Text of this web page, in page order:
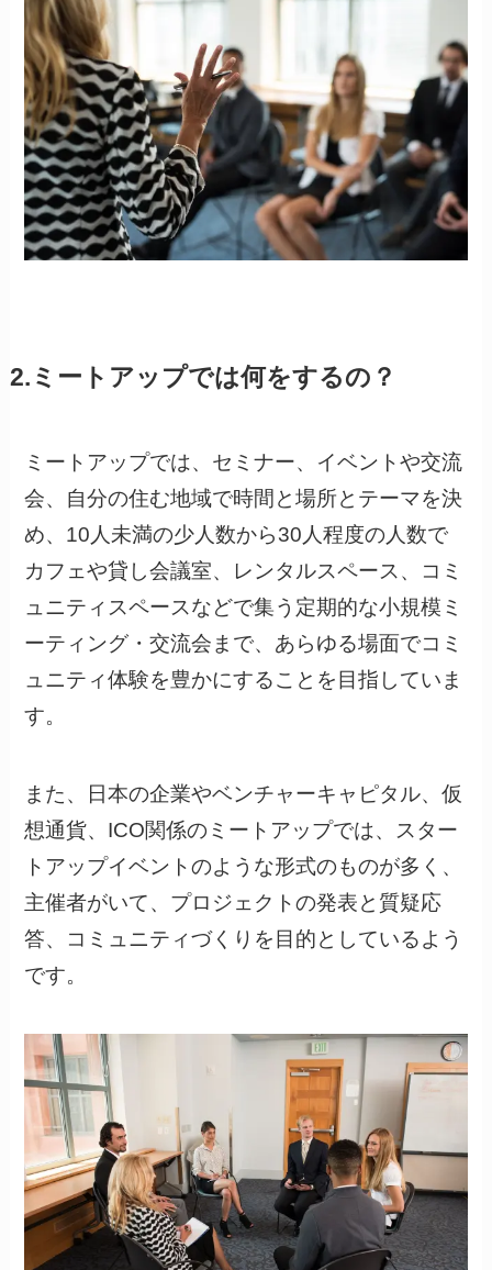
2.ミートアップでは何をするの？
ミートアップでは、セミナー、イベントや交流
会、自分の住む地域で時間と場所とテーマを決
め、10人未満の少人数から30人程度の人数で
カフェや貸し会議室、レンタルスペース、コミ
ュニティスペースなどで集う定期的な小規模ミ
ーティング・交流会まで、あらゆる場面でコミ
ュニティ体験を豊かにすることを目指していま
す。
また、日本の企業やベンチャーキャピタル、仮
想通貨、ICO関係のミートアップでは、スター
トアップイベントのような形式のものが多く、
主催者がいて、プロジェクトの発表と質疑応
答、コミュニティづくりを目的としているよう
です。